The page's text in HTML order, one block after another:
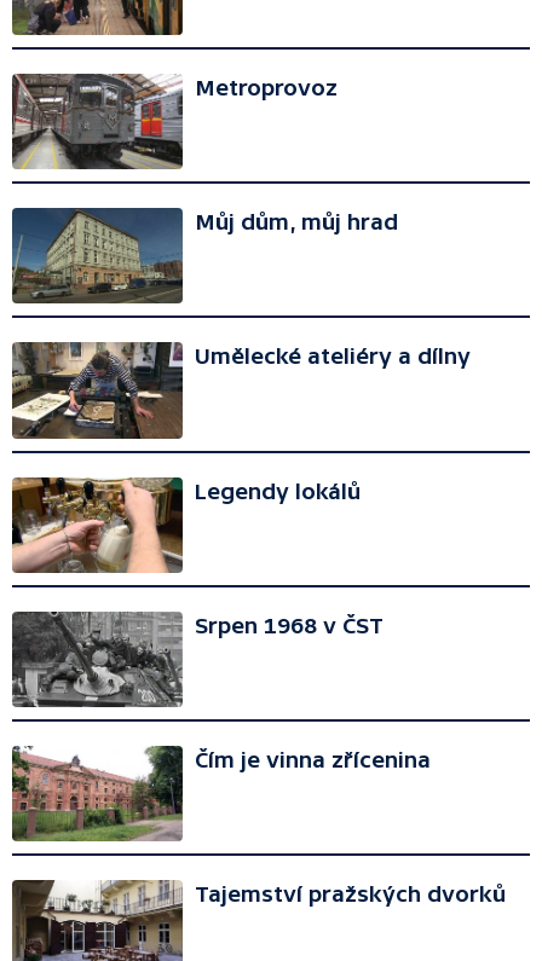
Metroprovoz
Můj dům, můj hrad
Umělecké ateliéry a dílny
Legendy lokálů
Srpen 1968 v ČST
Čím je vinna zřícenina
Tajemství pražských dvorků